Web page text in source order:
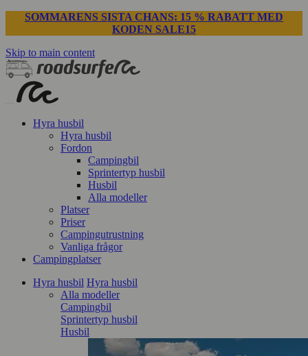
SOMMARENS SISTA CHANS: 15 % RABATT MED
KODEN SALE15
Skip to main content
Hyra husbil
Hyra husbil
Fordon
Campingbil
Sprintertyp husbil
Husbil
Alla modeller
Platser
Priser
Campingutrustning
Vanliga frågor
Campingplatser
Hyra husbil Hyra husbil
Alla modeller
Campingbil
Sprintertyp husbil
Husbil